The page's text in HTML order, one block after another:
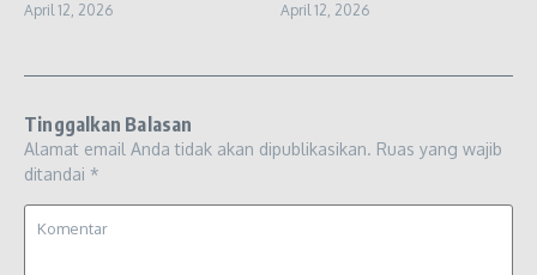
April 12, 2026 April 12, 2026
Tinggalkan Balasan
Alamat email Anda tidak akan dipublikasikan. Ruas yang wajib
ditandai *